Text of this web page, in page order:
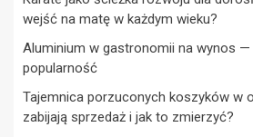
wejść na matę w każdym wieku?
Aluminium w gastronomii na wynos —
popularność
Tajemnica porzuconych koszyków w
zabijają sprzedaż i jak to zmierzyć?